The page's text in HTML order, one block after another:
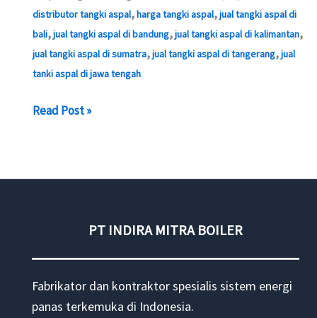
distributor tangki aspal,harga tangki aspal,jual tangki aspal di
bali,jual tangki aspal di bandung,jual tangki aspal di kalimantan,
jual tangki aspal di sumatra,jual tangki aspal di tangerang,jual
tanki aspal di jawa tengah
Jual
Read Post »
PT INDIRA MITRA BOILER
Fabrikator dan kontraktor spesialis sistem energi
panas terkemuka di Indonesia.